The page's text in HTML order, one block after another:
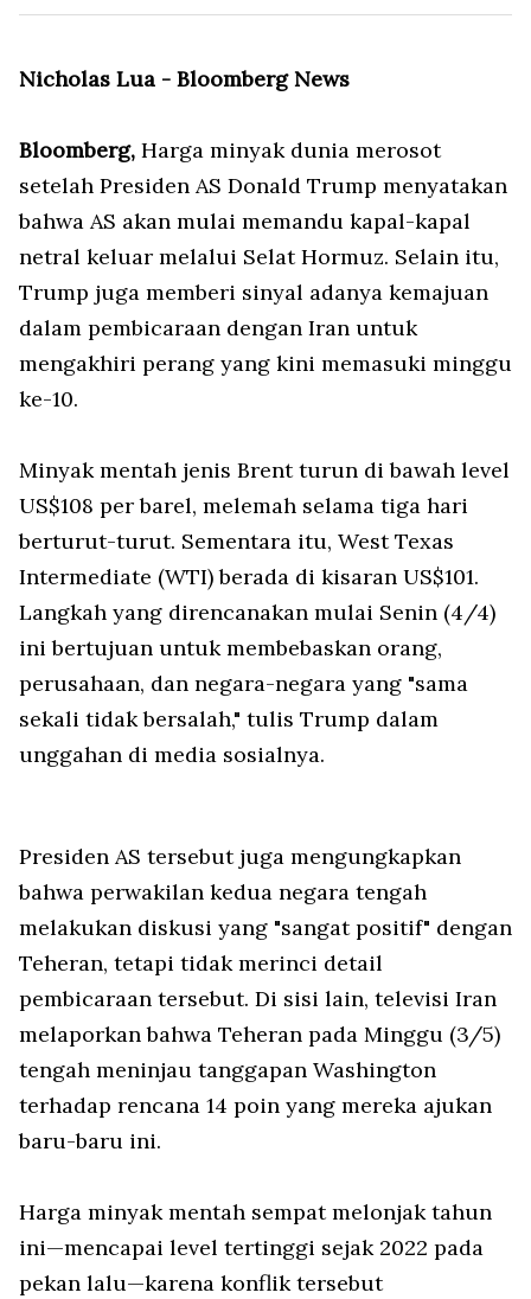
Nicholas Lua - Bloomberg News
Bloomberg, Harga minyak dunia merosot
setelah Presiden AS Donald Trump menyatakan
bahwa AS akan mulai memandu kapal-kapal
netral keluar melalui Selat Hormuz. Selain itu,
Trump juga memberi sinyal adanya kemajuan
dalam pembicaraan dengan Iran untuk
mengakhiri perang yang kini memasuki minggu
ke-10.
Minyak mentah jenis Brent turun di bawah level
US$108 per barel, melemah selama tiga hari
berturut-turut. Sementara itu, West Texas
Intermediate (WTI) berada di kisaran US$101.
Langkah yang direncanakan mulai Senin (4/4)
ini bertujuan untuk membebaskan orang,
perusahaan, dan negara-negara yang "sama
sekali tidak bersalah," tulis Trump dalam
unggahan di media sosialnya.
Presiden AS tersebut juga mengungkapkan
bahwa perwakilan kedua negara tengah
melakukan diskusi yang "sangat positif" dengan
Teheran, tetapi tidak merinci detail
pembicaraan tersebut. Di sisi lain, televisi Iran
melaporkan bahwa Teheran pada Minggu (3/5)
tengah meninjau tanggapan Washington
terhadap rencana 14 poin yang mereka ajukan
baru-baru ini.
Harga minyak mentah sempat melonjak tahun
ini—mencapai level tertinggi sejak 2022 pada
pekan lalu—karena konflik tersebut